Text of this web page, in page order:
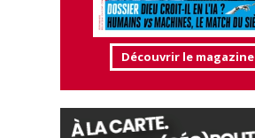
Découvrir le magazine